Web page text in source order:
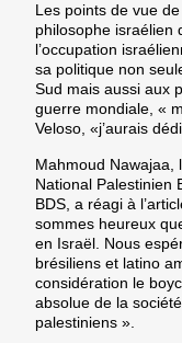
Les points de vue
philosophe israélien
l’occupation
sa politique non
Sud mais aussi aux
guerre mondiale, «
Veloso, «j’aurais
Mahmoud Nawajaa,
National Palestinien
BDS, a réagi à
sommes heureux
en Israël. Nous
brésiliens et latino
considération le
absolue de la
palestiniens ».